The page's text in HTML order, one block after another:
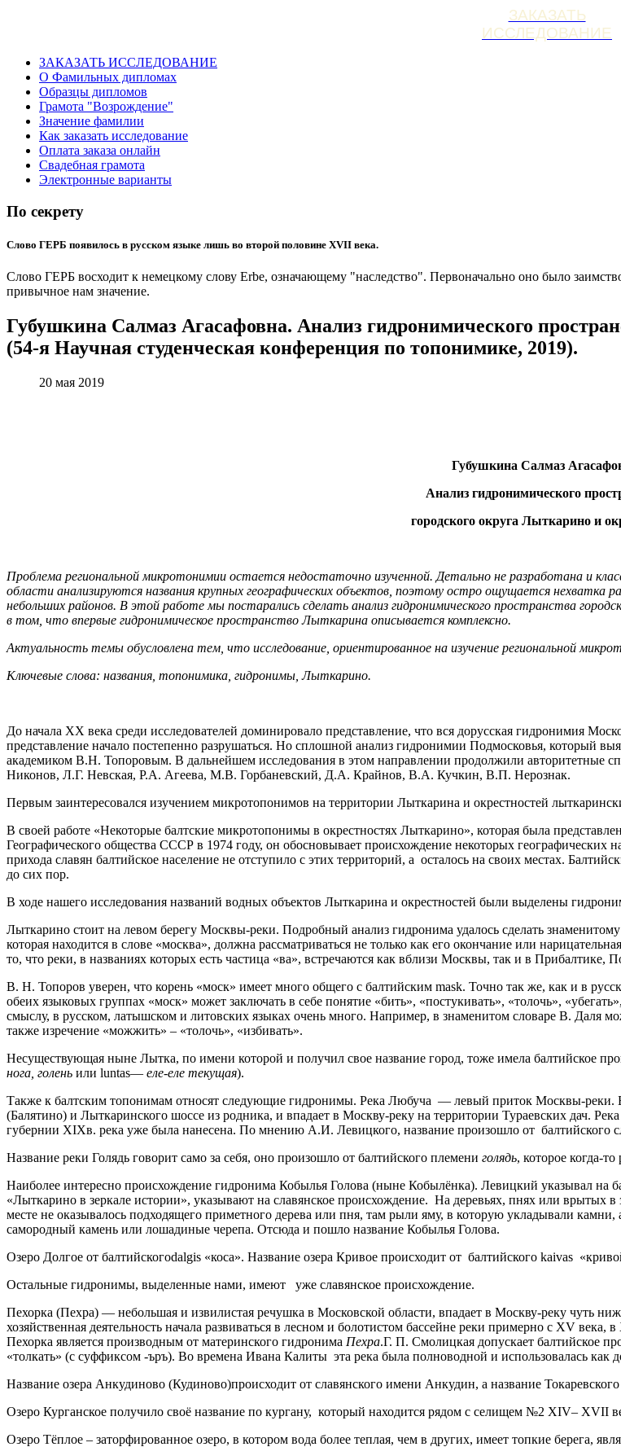
ЗАКАЗАТЬ
ИССЛЕДОВАНИЕ
ЗАКАЗАТЬ ИССЛЕДОВАНИЕ
О Фамильных дипломах
Образцы дипломов
Грамота "Возрождение"
Значение фамилии
Как заказать исследование
Оплата заказа онлайн
Свадебная грамота
Электронные варианты
По секрету
Слово ГЕРБ появилось в русском языке лишь во второй половине XVII века.
Слово ГЕРБ восходит к немецкому слову Erbe, означающему "наследство". Первоначально оно было
привычное нам значение.
Губушкина Салмаз Агасафовна. Анализ гидронимического
(54-я Научная студенческая конференция по топонимике, 2019).
20 мая 2019
Губушкина Салмаз
Анализ гидронимического
городского округа Лыткарино и
Проблема региональной микротонимии остается недостаточно изученной. Детально не разработана и
области анализируются названия крупных географических объектов, поэтому остро ощущается нехватка
небольших районов. В этой работе мы постарались сделать анализ гидронимического пространства
в том, что впервые гидронимическое пространство Лыткарина описывается комплексно.
Актуальность темы обусловлена тем, что исследование, ориентированное на изучение региональной
Ключевые слова: названия, топонимика, гидронимы, Лыткарино.
До начала ХХ века среди исследователей доминировало представление, что вся дорусская гидронимия
представление начало постепенно разрушаться. Но сплошной анализ гидронимии Подмосковья, который
академиком В.Н. Топоровым. В дальнейшем исследования в этом направлении продолжили авторитетные
Никонов, Л.Г. Невская, Р.А. Агеева, М.В. Горбаневский, Д.А. Крайнов, В.А. Кучкин, В.П. Нерознак.
Первым заинтересовался изучением микротопонимов на территории Лыткарина и окрестностей
В своей работе «Некоторые балтские микротопонимы в окрестностях Лыткарино», которая была
Географического общества СССР в 1974 году, он обосновывает происхождение некоторых
прихода славян балтийское население не отступило с этих территорий, а осталось на своих местах.
до сих пор.
В ходе нашего исследования названий водных объектов Лыткарина и окрестностей были выделены
Лыткарино стоит на левом берегу Москвы-реки. Подробный анализ гидронима удалось сделать
которая находится в слове «москва», должна рассматриваться не только как его окончание или
то, что реки, в названиях которых есть частица «ва», встречаются как вблизи Москвы, так и в Прибалтике,
В. Н. Топоров уверен, что корень «моск» имеет много общего с балтийским mask. Точно так же, как и в
обеих языковых группах «моск» может заключать в себе понятие «бить», «постукивать», «толочь»,
смыслу, в русском, латышском и литовских языках очень много. Например, в знаменитом словаре В. Даля
также изречение «можжить» – «толочь», «избивать».
Несуществующая ныне Лытка, по имени которой и получил свое название город, тоже имела балтийское
нога, голень или luntas— еле-еле текущая).
Также к балтским топонимам относят следующие гидронимы. Река Любуча — левый приток Москвы-реки.
(Балятино) и Лыткаринского шоссе из родника, и впадает в Москву-реку на территории Тураевских дач.
губернии XIXв. река уже была нанесена. По мнению А.И. Левицкого, название произошло от балтийского
Название реки Голядь говорит само за себя, оно произошло от балтийского племени голядь, которое когда-
Наиболее интересно происхождение гидронима Кобылья Голова (ныне Кобылёнка). Левицкий указывал на
«Лыткарино в зеркале истории», указывают на славянское происхождение. На деревьях, пнях или
месте не оказывалось подходящего приметного дерева или пня, там рыли яму, в которую укладывали
самородный камень или лошадиные черепа. Отсюда и пошло название Кобылья Голова.
Озеро Долгое от балтийскогоdalgis «коса». Название озера Кривое происходит от балтийского kaivas
Остальные гидронимы, выделенные нами, имеют уже славянское происхождение.
Пехорка (Пехра) — небольшая и извилистая речушка в Московской области, впадает в Москву-реку чуть
хозяйственная деятельность начала развиваться в лесном и болотистом бассейне реки примерно с XV
Пехорка является производным от материнского гидронима Пехра.Г. П. Смолицкая допускает балтийское
«толкать» (с суффиксом -ъръ). Во времена Ивана Калиты эта река была полноводной и использовалась
Название озера Анкудиново (Кудиново)происходит от славянского имени Анкудин, а название
Озеро Курганское получило своё название по кургану, который находится рядом с селищем №2 ХIV– ХVII
Озеро Тёплое – заторфированное озеро, в котором вода более теплая, чем в других, имеет топкие берега,